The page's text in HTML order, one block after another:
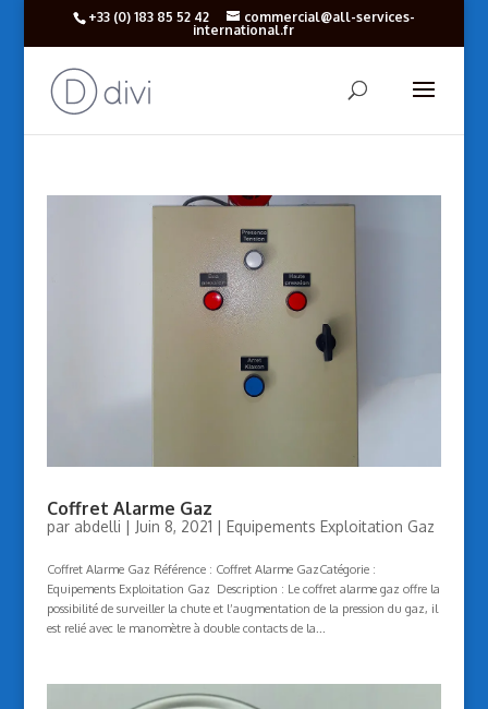
+33 (‎0) 183 85 52 42
commercial@all-services-
international.fr
Coffret Alarme Gaz
par abdelli | Juin 8, 2021 | Equipements Exploitation Gaz
Coffret Alarme Gaz Référence : Coffret Alarme GazCatégorie :
Equipements Exploitation Gaz Description : Le coffret alarme gaz offre la
possibilité de surveiller la chute et l’augmentation de la pression du gaz, il
est relié avec le manomètre à double contacts de la...